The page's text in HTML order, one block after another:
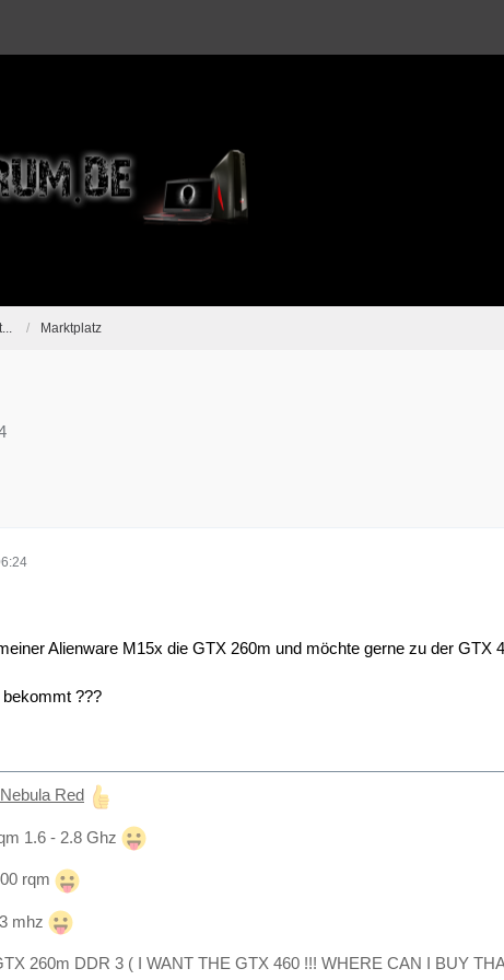
Marktplatz
Alienware M15x die GTX 260m und möchte gerne zu der
???
Red
1.6 - 2.8 Ghz
rqm
mhz
260m DDR 3 ( I WANT THE GTX 460 !!! WHERE CAN I BUY